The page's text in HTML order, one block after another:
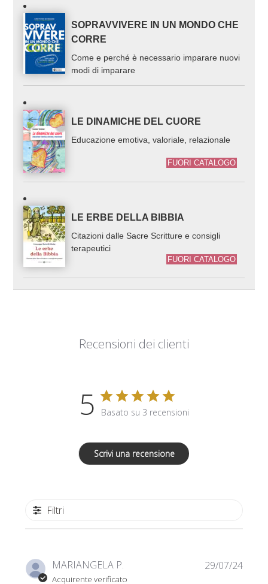
SOPRAVVIVERE IN UN MONDO CHE
CORRE
Come e perché è necessario imparare nuovi
modi di imparare
LE DINAMICHE DEL CUORE
Educazione emotiva, valoriale, relazionale
FUORI CATALOGO
LE ERBE DELLA BIBBIA
Citazioni dalle Sacre Scritture e consigli
terapeutici
FUORI CATALOGO
Recensioni dei clienti
5 Basato su 3 recensioni
Scrivi una recensione
Filtri
MARIANGELA P.
Acquirente verificato
Data
29/07/24